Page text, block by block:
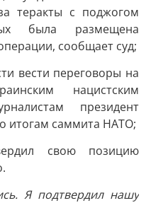
теракты с поджогом
была размещена
сообщает суд;
вести переговоры на
нацистским
президент
итогам саммита НАТО;
свою позицию
Я подтвердил нашу